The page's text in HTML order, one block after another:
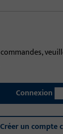
Connexion
Créer un compte